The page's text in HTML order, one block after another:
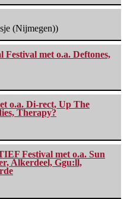
(Nijmegen))
Festival met o.a. Deftones,
o.a. Di-rect, Up The
Therapy?
Festival met o.a. Sun
Alkerdeel, Ggu:ll,